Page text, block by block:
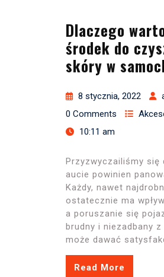
Dlaczego
środek do
skóry w
8 stycznia, 2022
0 Comments
10:11 am
Przyzwyczailiśmy się
aucie powinien
Każdy, nawet
ostatecznie ma
a poruszanie się
brudny i niezadbany
może dawać
Read More